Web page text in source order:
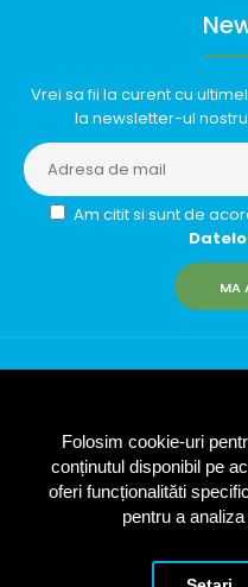
Folosim cookie-uri
conținutul disponibil pe
oferi funcționalităti
pentru a
Vrei sa fii la curent cu
la newsletter-ul
Am citit si sunt de
MA
InfinityRun © 2026 Toate